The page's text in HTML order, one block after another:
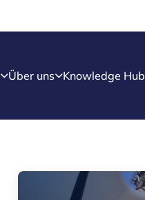
Über uns Knowledge Hub